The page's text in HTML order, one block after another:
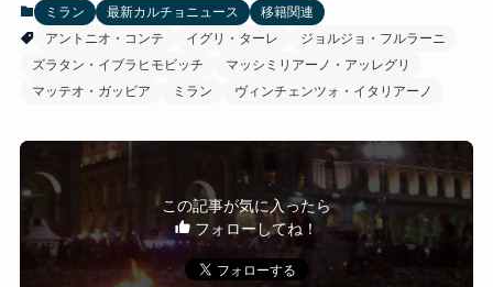
ミラン 最新カルチョニュース
移籍関連
アントニオ・コンテ
イグリ・ターレ
ジョルジョ・フルラーニ
ズラタン・イブラヒモビッチ
マッシミリアーノ・アッレグリ
マッテオ・ガッビア
ミラン ヴィンチェンツォ・イタリアーノ
この記事が気に入ったら
フォローしてね！